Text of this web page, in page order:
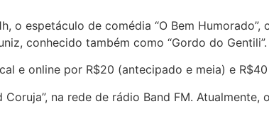
o espetáculo de comédia “O Bem
conhecido também como “Gordo do Gentili”.
e online por R$20 (antecipado e meia) e
na rede de rádio Band FM.